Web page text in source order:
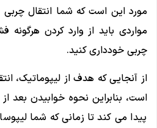
مورد این است که شما انتقال
مواردی باید از وارد کردن هرگونه
چربی خودداری کنید.
از آنجایی که هدف از لیپوماتیک،
است، بنابراین نحوه خوابیدن بعد
پیدا می کند تا زمانی که شما